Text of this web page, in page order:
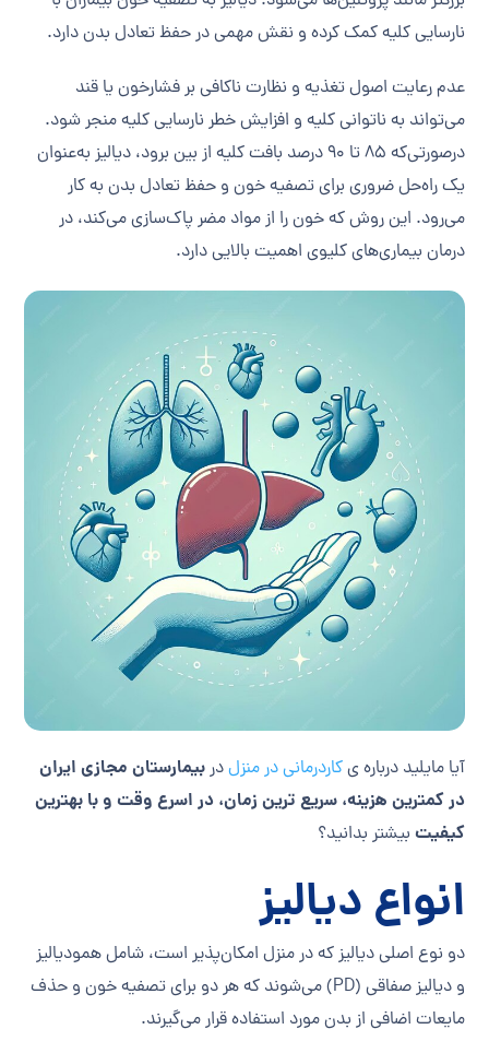
نارسایی کلیه کمک کرده و نقش مهمی در حفظ تعادل بدن دارد.
عدم رعایت اصول تغذیه و نظارت ناکافی بر فشارخون یا قند
می‌تواند به ناتوانی کلیه و افزایش خطر نارسایی کلیه منجر شود.
درصورتی‌که ۸۵ تا ۹۰ درصد بافت کلیه از بین برود، دیالیز به‌عنوان
یک راه‌حل ضروری برای تصفیه خون و حفظ تعادل بدن به کار
می‌رود. این روش که خون را از مواد مضر پاک‌سازی می‌کند، در
درمان بیماری‌های کلیوی اهمیت بالایی دارد.
آیا مایلید درباره یکاردرمانی در منزلدربیمارستان مجازی ایران
در کمترین هزینه، سریع ترین زمان، در اسرع وقت و با بهترین
کیفیت بیشتر بدانید؟
انواع دیالیز
دو نوع اصلی دیالیز که در منزل امکان‌پذیر است، شامل همودیالیز
و دیالیز صفاقی (PD) می‌شوند که هر دو برای تصفیه خون و حذف
مایعات اضافی از بدن مورد استفاده قرار می‌گیرند.